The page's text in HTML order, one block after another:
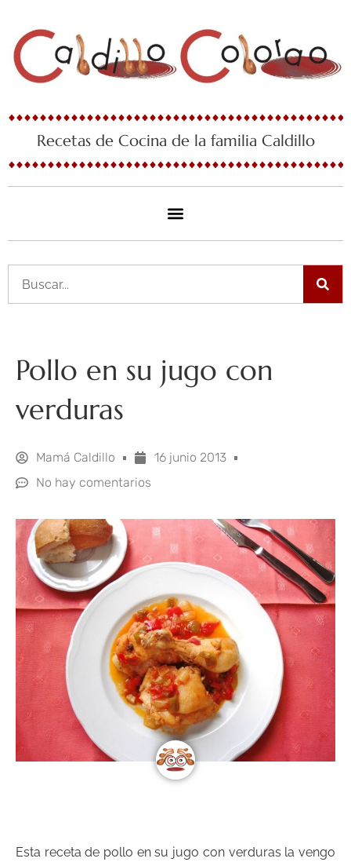
contenido
Recetas de Cocina de la familia Caldillo
Buscar
Pollo en su jugo con
verduras
Mamá Caldillo
16 junio 2013
No hay comentarios
Esta receta de pollo en su jugo con verduras la vengo